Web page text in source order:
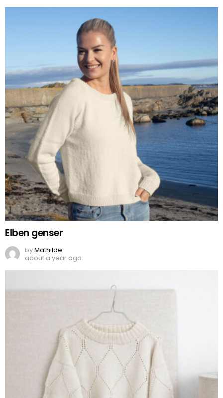
Elben genser
byMathilde
about a year ago